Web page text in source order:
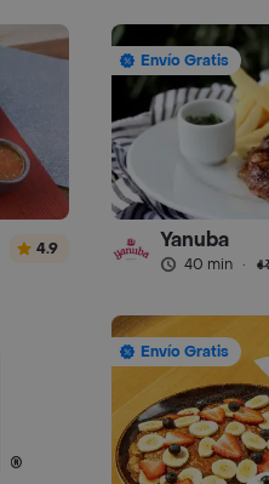
4.9
Envío Gratis
Yanuba
40 min ·
Envío Gratis